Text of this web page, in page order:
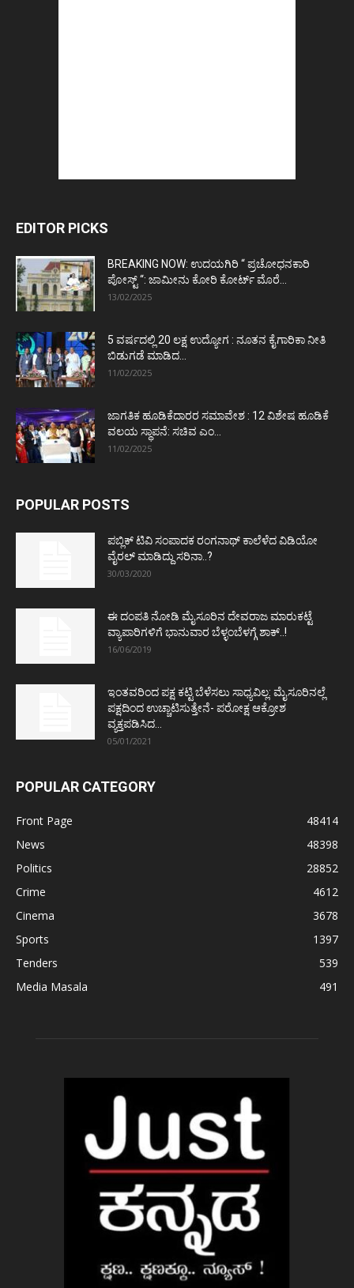
EDITOR PICKS
BREAKING NOW: ಉದಯಗಿರಿ “ ಪ್ರಚೋಧನಕಾರಿ
ಪೋಸ್ಟ್‌ “: ಜಾಮೀನು ಕೋರಿ ಕೋರ್ಟ್‌ ಮೊರೆ...
13/02/2025
5 ವರ್ಷದಲ್ಲಿ 20 ಲಕ್ಷ ಉದ್ಯೋಗ : ನೂತನ ಕೈಗಾರಿಕಾ ನೀತಿ
ಬಿಡುಗಡೆ ಮಾಡಿದ...
11/02/2025
ಜಾಗತಿಕ ಹೂಡಿಕೆದಾರರ ಸಮಾವೇಶ : 12 ವಿಶೇಷ ಹೂಡಿಕೆ
ವಲಯ ಸ್ಥಾಪನೆ: ಸಚಿವ ಎಂ...
11/02/2025
POPULAR POSTS
ಪಬ್ಲಿಕ್ ಟಿವಿ ಸಂಪಾದಕ ರಂಗನಾಥ್ ಕಾಲೆಳೆದ ವಿಡಿಯೋ
ವೈರಲ್ ಮಾಡಿದ್ದು ಸರಿನಾ..?
30/03/2020
ಈ ದಂಪತಿ ನೋಡಿ ಮೈಸೂರಿನ ದೇವರಾಜ ಮಾರುಕಟ್ಟೆ
ವ್ಯಾಪಾರಿಗಳಿಗೆ ಭಾನುವಾರ ಬೆಳ್ಳಂಬೆಳಗ್ಗೆ ಶಾಕ್..!
16/06/2019
ಇಂತವರಿಂದ ಪಕ್ಷ ಕಟ್ಟಿ ಬೆಳೆಸಲು ಸಾಧ್ಯವಿಲ್ಲ: ಮೈಸೂರಿನಲ್ಲೆ
ಪಕ್ಷದಿಂದ ಉಚ್ಚಾಟಿಸುತ್ತೇನೆ- ಪರೋಕ್ಷ ಆಕ್ರೋಶ
ವ್ಯಕ್ತಪಡಿಸಿದ...
05/01/2021
POPULAR CATEGORY
Front Page
48414
News
48398
Politics
28852
Crime
4612
Cinema
3678
Sports
1397
Tenders
539
Media Masala
491